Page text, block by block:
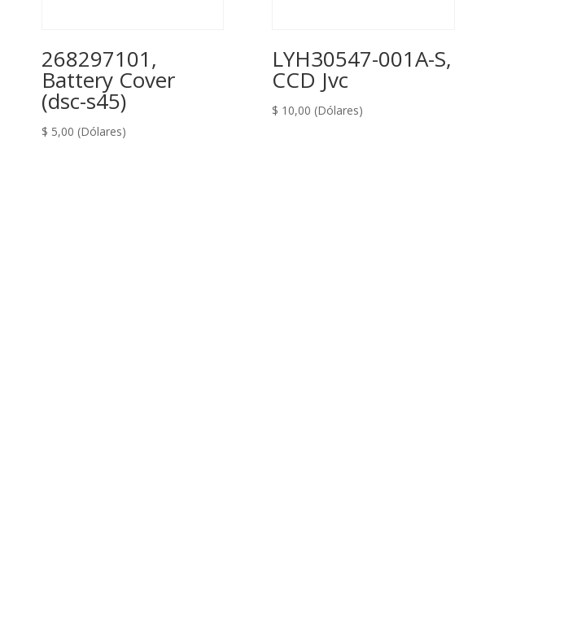
268297101,
Battery Cover
(dsc-s45)
$ 5,00 (Dólares)
LYH30547-001A-S,
CCD Jvc
$ 10,00 (Dólares)